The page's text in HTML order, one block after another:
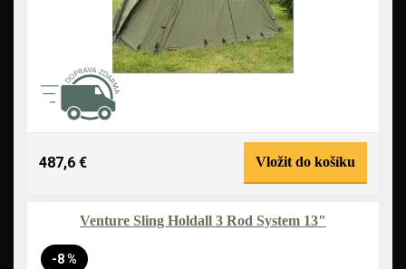
487,6 € Vložit do košíku
Venture Sling Holdall 3 Rod System 13"
-8 %